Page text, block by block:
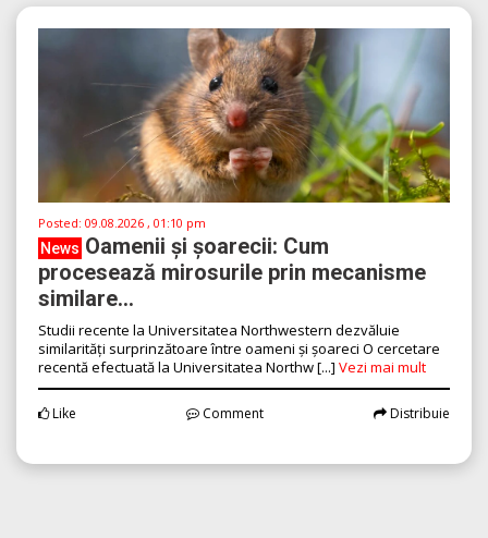
Posted: 09.08.2026 , 01:10 pm
News Oamenii și șoarecii: Cum
procesează mirosurile prin mecanisme
similare...
Studii recente la Universitatea Northwestern dezvăluie
similarități surprinzătoare între oameni și șoareci O cercetare
recentă efectuată la Universitatea Northw [...] Vezi mai mult
Like Comment Distribuie